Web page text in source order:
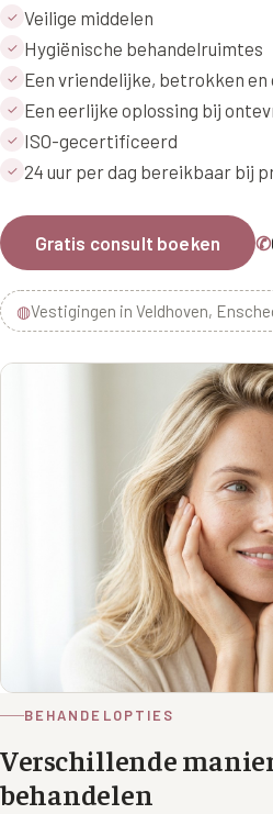
✓ Veilige middelen
✓ Hygiënische behandelruimtes
✓ Een vriendelijke, betrokken
✓ Een eerlijke oplossing bij
✓ ISO-gecertificeerd
✓ 24 uur per dag bereikbaar bij
Gratis consult boeken ✆
◍Vestigingen in Veldhoven,
BEHANDELOPTIES
Verschillende
behandelen